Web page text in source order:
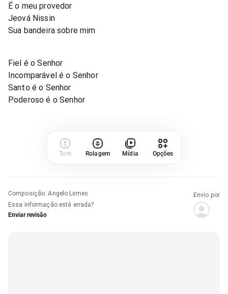
É o meu provedor
Jeová Nissin
Sua bandeira sobre mim
Fiel é o Senhor
Incomparável é o Senhor
Santo é o Senhor
Poderoso é o Senhor
Tom Rolagem Mídia Opções
Composição:Angelo Lemes
Essa informação está errada?
Enviar revisão
Envio por